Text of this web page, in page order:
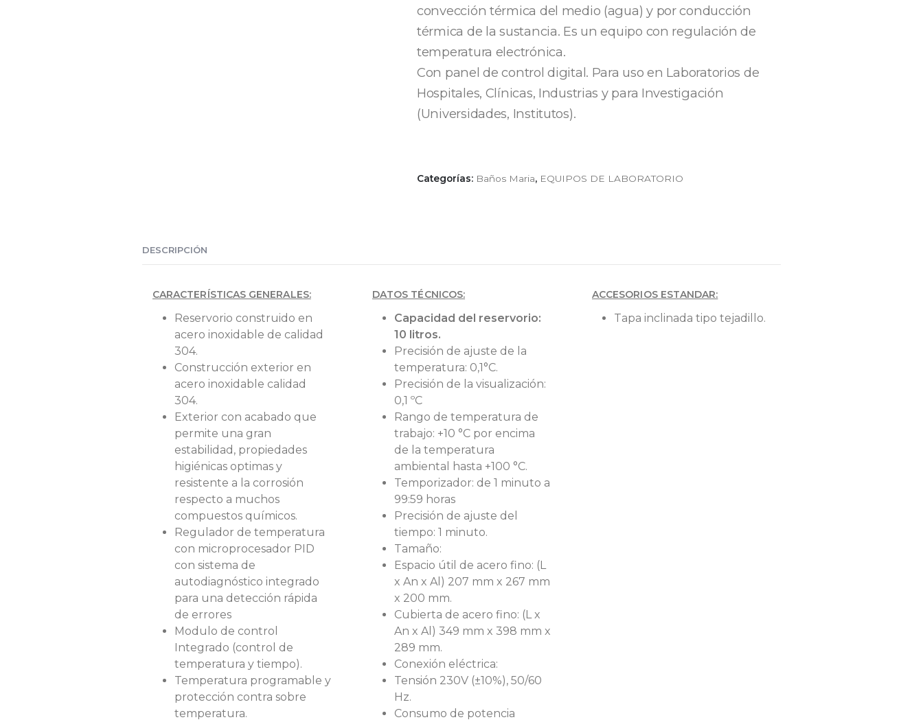
convección térmica del medio (agua) y por conducción
térmica de la sustancia. Es un equipo con regulación de
temperatura electrónica.
Con panel de control digital. Para uso en Laboratorios de
Hospitales, Clínicas, Industrias y para Investigación
(Universidades, Institutos).
Categorías: Baños Maria, EQUIPOS DE LABORATORIO
DESCRIPCIÓN
CARACTERÍSTICAS GENERALES:
Reservorio construido en
acero inoxidable de calidad
304.
Construcción exterior en
acero inoxidable calidad
304.
Exterior con acabado que
permite una gran
estabilidad, propiedades
higiénicas optimas y
resistente a la corrosión
respecto a muchos
compuestos químicos.
Regulador de temperatura
con microprocesador PID
con sistema de
autodiagnóstico integrado
para una detección rápida
de errores
Modulo de control
Integrado (control de
temperatura y tiempo).
Temperatura programable y
protección contra sobre
temperatura.
DATOS TÉCNICOS:
Capacidad del reservorio:
10 litros.
Precisión de ajuste de la
temperatura: 0,1°C.
Precisión de la visualización:
0,1 ºC
Rango de temperatura de
trabajo: +10 °C por encima
de la temperatura
ambiental hasta +100 °C.
Temporizador: de 1 minuto a
99:59 horas
Precisión de ajuste del
tiempo: 1 minuto.
Tamaño:
Espacio útil de acero fino: (L
x An x Al) 207 mm x 267 mm
x 200 mm.
Cubierta de acero fino: (L x
An x Al) 349 mm x 398 mm x
289 mm.
Conexión eléctrica:
Tensión 230V (±10%), 50/60
Hz.
Consumo de potencia
ACCESORIOS ESTANDAR:
Tapa inclinada tipo tejadillo.